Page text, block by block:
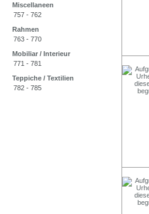
Miscellaneen
757 - 762
Rahmen
763 - 770
Mobiliar / Interieur
771 - 781
Teppiche / Textilien
782 - 785